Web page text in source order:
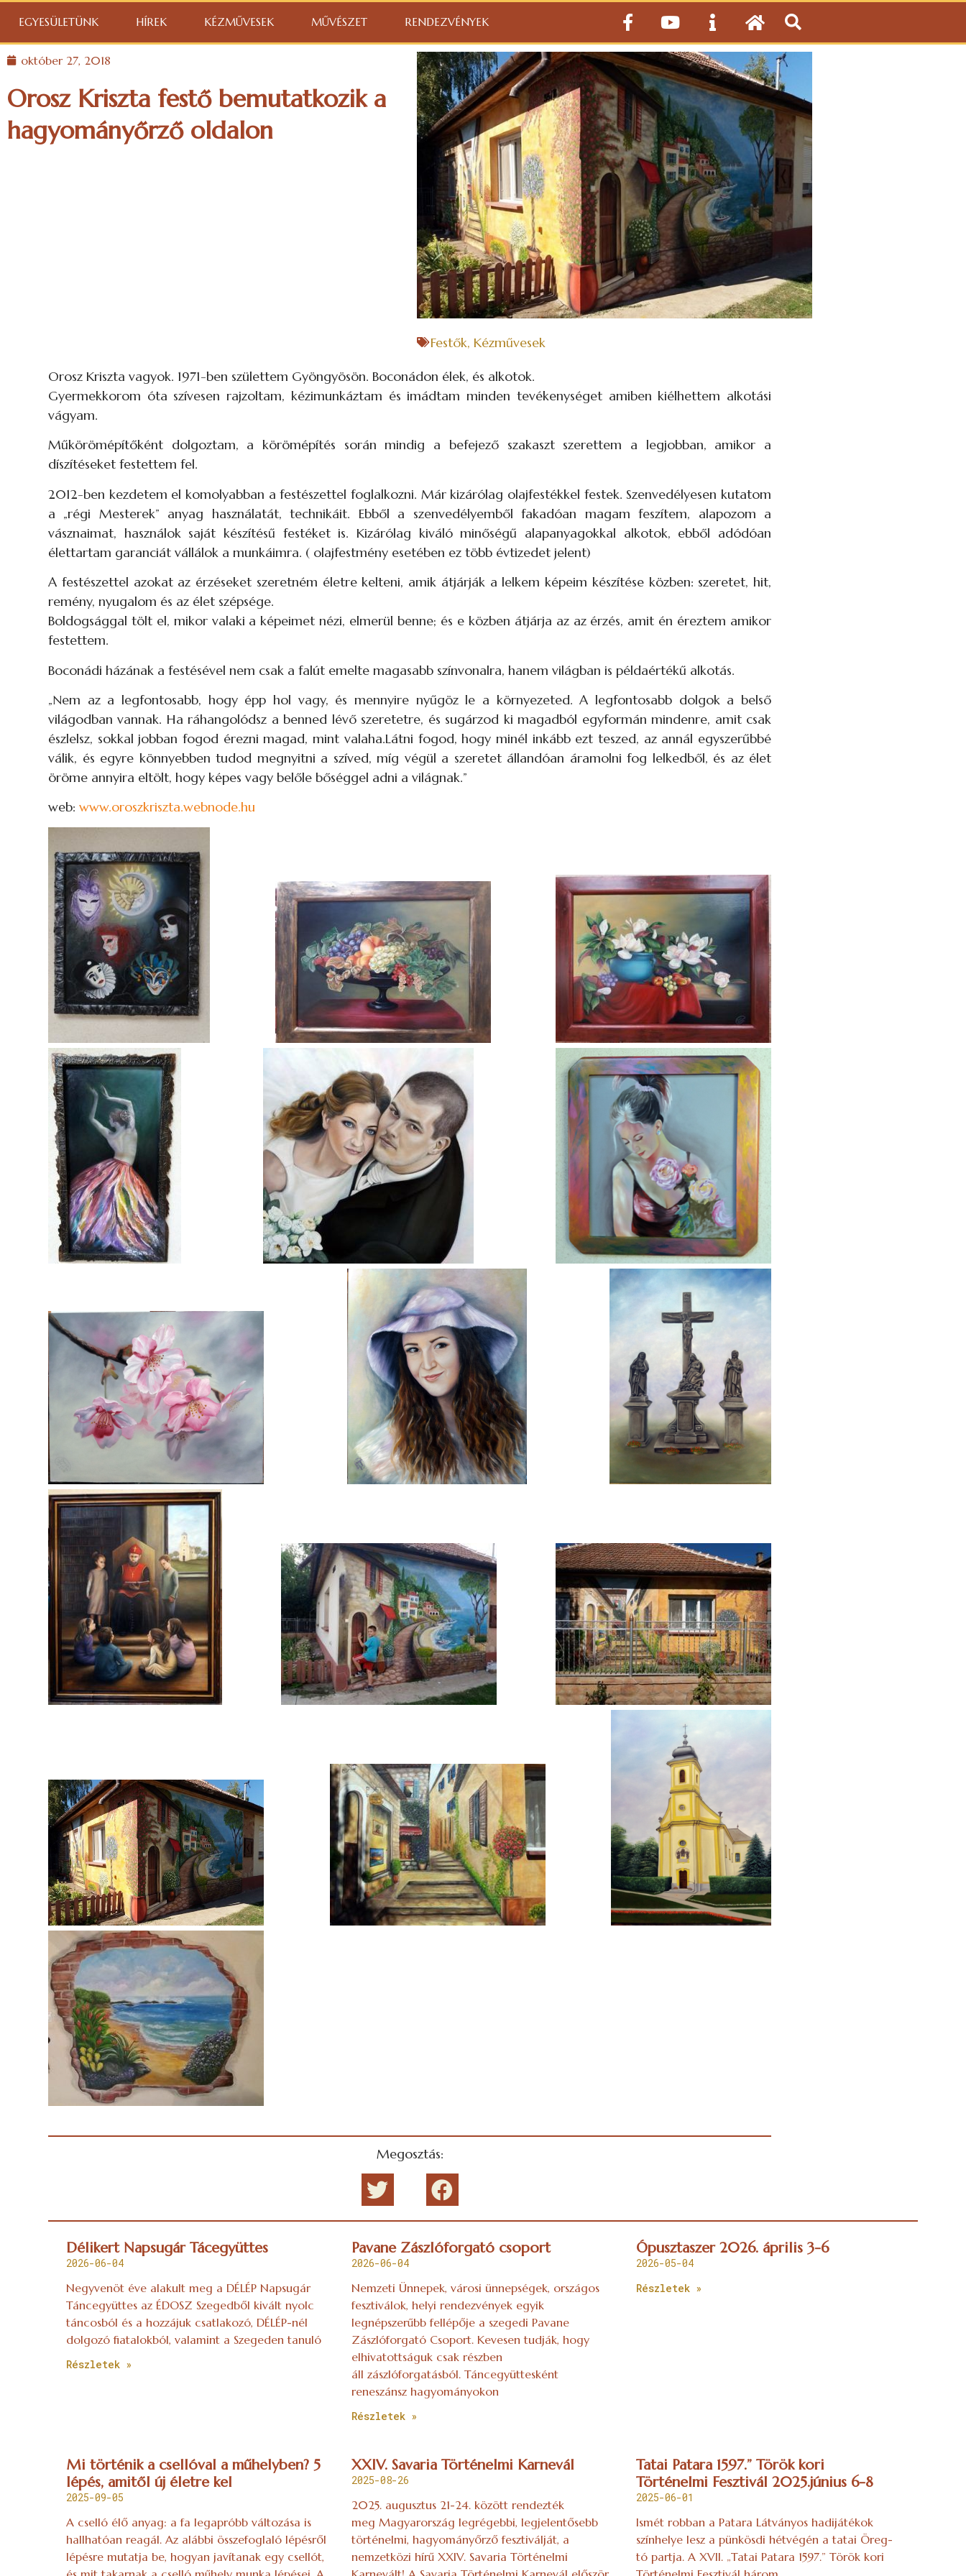
EGYESÜLETÜNK HÍREK KÉZMŰVESEK MŰVÉSZET RENDEZVÉNYEK
október 27, 2018
Orosz Kriszta festő bemutatkozik a
hagyományőrző oldalon
Festők, Kézművesek
Orosz Kriszta vagyok. 1971-ben születtem Gyöngyösön. Boconádon élek, és alkotok.
Gyermekkorom óta szívesen rajzoltam, kézimunkáztam és imádtam minden tevékenységet amiben kiélhettem alkotási
vágyam.
Műkörömépítőként dolgoztam, a körömépítés során mindig a befejező szakaszt szerettem a legjobban, amikor a
díszítéseket festettem fel.
2012-ben kezdetem el komolyabban a festészettel foglalkozni. Már kizárólag olajfestékkel festek. Szenvedélyesen kutatom
a „régi Mesterek” anyag használatát, technikáit. Ebből a szenvedélyemből fakadóan magam feszítem, alapozom a
vásznaimat, használok saját készítésű festéket is. Kizárólag kiváló minőségű alapanyagokkal alkotok, ebből adódóan
élettartam garanciát vállálok a munkáimra. ( olajfestmény esetében ez több évtizedet jelent)
A festészettel azokat az érzéseket szeretném életre kelteni, amik átjárják a lelkem képeim készítése közben: szeretet, hit,
remény, nyugalom és az élet szépsége.
Boldogsággal tölt el, mikor valaki a képeimet nézi, elmerül benne; és e közben átjárja az az érzés, amit én éreztem amikor
festettem.
Boconádi házának a festésével nem csak a falút emelte magasabb színvonalra, hanem világban is példaértékű alkotás.
„Nem az a legfontosabb, hogy épp hol vagy, és mennyire nyűgöz le a környezeted. A legfontosabb dolgok a belső
világodban vannak. Ha ráhangolódsz a benned lévő szeretetre, és sugárzod ki magadból egyformán mindenre, amit csak
észlelsz, sokkal jobban fogod érezni magad, mint valaha.Látni fogod, hogy minél inkább ezt teszed, az annál egyszerűbbé
válik, és egyre könnyebben tudod megnyitni a szíved, míg végül a szeretet állandóan áramolni fog lelkedből, és az élet
öröme annyira eltölt, hogy képes vagy belőle bőséggel adni a világnak.”
web: www.oroszkriszta.webnode.hu
Megosztás:
Délikert Napsugár Tácegyüttes
2026-06-04
Negyvenöt éve alakult meg a DÉLÉP Napsugár
Táncegyüttes az ÉDOSZ Szegedből kivált nyolc
táncosból és a hozzájuk csatlakozó, DÉLÉP-nél
dolgozó fiatalokból, valamint a Szegeden tanuló
Részletek »
Pavane Zászlóforgató csoport
2026-06-04
Nemzeti Ünnepek, városi ünnepségek, országos
fesztiválok, helyi rendezvények egyik
legnépszerűbb fellépője a szegedi Pavane
Zászlóforgató Csoport. Kevesen tudják, hogy
elhivatottságuk csak részben
áll zászlóforgatásból. Táncegyüttesként
reneszánsz hagyományokon
Részletek »
Ópusztaszer 2026. április 3-6
2026-05-04
Részletek »
Mi történik a csellóval a műhelyben? 5
lépés, amitől új életre kel
2025-09-05
A cselló élő anyag: a fa legapróbb változása is
hallhatóan reagál. Az alábbi összefoglaló lépésről
lépésre mutatja be, hogyan javítanak egy csellót,
XXIV. Savaria Történelmi Karnevál
2025-08-26
2025. augusztus 21-24. között rendezték
meg Magyarország legrégebbi, legjelentősebb
történelmi, hagyományőrző fesztiválját, a
nemzetközi hírű XXIV. Savaria Történelmi
Tatai Patara 1597.” Török kori
Történelmi Fesztivál 2025.június 6-8
2025-06-01
Ismét robban a Patara Látványos hadijátékok
színhelye lesz a pünkösdi hétvégén a tatai Öreg-
tó partja. A XVII. „Tatai Patara 1597.” Török kori